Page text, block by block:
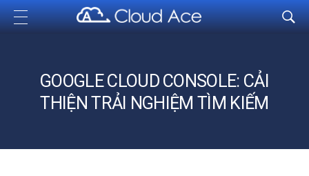
Cloud Ace
Nhà cung cấp giải pháp trên GCP cho doanh nghiệp
GOOGLE CLOUD CONSOLE: CẢI
THIỆN TRẢI NGHIỆM TÌM KIẾM